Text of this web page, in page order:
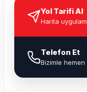
Yol Tarifi Al
Harita
Telefon Et
Bizimle